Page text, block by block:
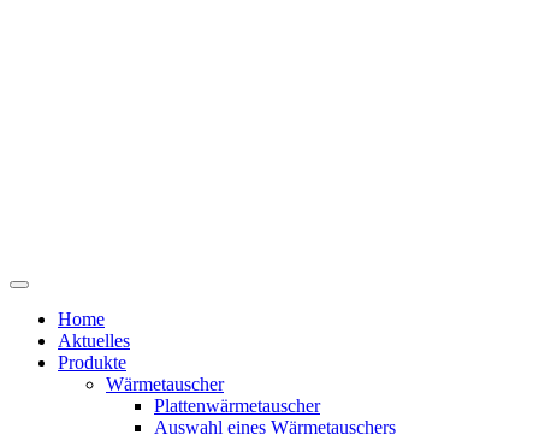
Home
Aktuelles
Produkte
Wärmetauscher
Plattenwärmetauscher
Auswahl eines Wärmetauschers